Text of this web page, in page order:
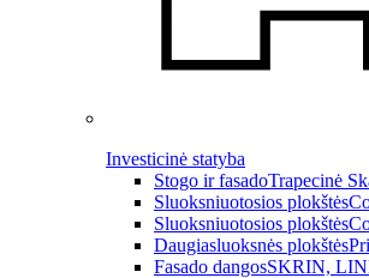
Investicinė statyba
Stogo ir fasadoTrapecinė
Sluoksniuotosios plokštės
Sluoksniuotosios plokštės
Daugiasluoksnės plokštės
Fasado dangosSKRIN,